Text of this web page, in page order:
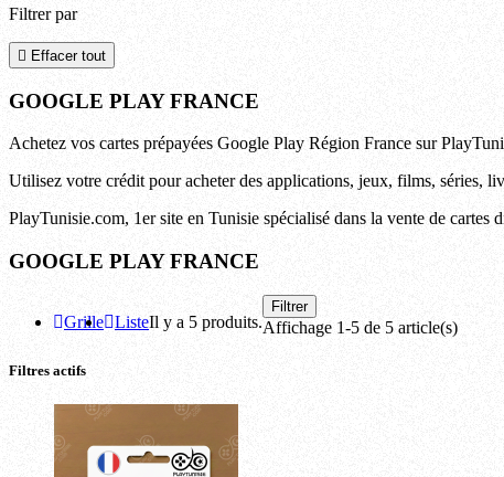
Filtrer par
 Effacer tout
GOOGLE PLAY FRANCE
Achetez vos cartes prépayées Google Play Région France sur
Utilisez votre crédit pour acheter des applications, jeux, films, séries,
PlayTunisie.com, 1er site en Tunisie spécialisé dans la vente de
GOOGLE PLAY FRANCE
Grille ListeIl y a 5 produits.
Filtrer
Affichage 1-5 de 5 article(s)
Filtres actifs